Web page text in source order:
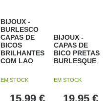
BIJOUX -
BURLESCO
CAPAS DE
BICOS
BRILHANTES
COM LAO
EM STOCK
15,99 €
BIJOUX -
CAPAS DE
BICO PRETAS
BURLESQUE
EM STOCK
19,95 €